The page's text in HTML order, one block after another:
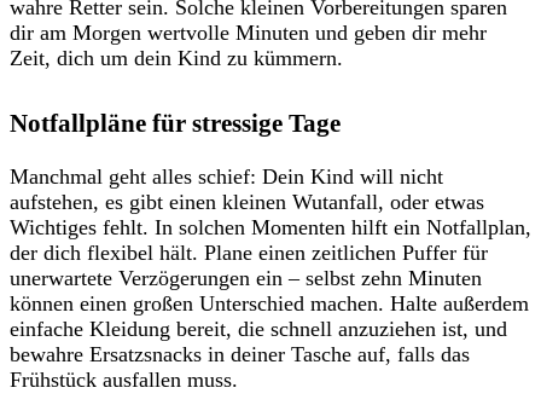
wahre Retter sein. Solche kleinen Vorbereitungen sparen
dir am Morgen wertvolle Minuten und geben dir mehr
Zeit, dich um dein Kind zu kümmern.
Notfallpläne für stressige Tage
Manchmal geht alles schief: Dein Kind will nicht
aufstehen, es gibt einen kleinen Wutanfall, oder etwas
Wichtiges fehlt. In solchen Momenten hilft ein Notfallplan,
der dich flexibel hält. Plane einen zeitlichen Puffer für
unerwartete Verzögerungen ein – selbst zehn Minuten
können einen großen Unterschied machen. Halte außerdem
einfache Kleidung bereit, die schnell anzuziehen ist, und
bewahre Ersatzsnacks in deiner Tasche auf, falls das
Frühstück ausfallen muss.